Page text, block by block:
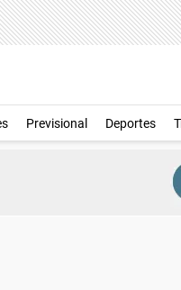
Previsional Deportes